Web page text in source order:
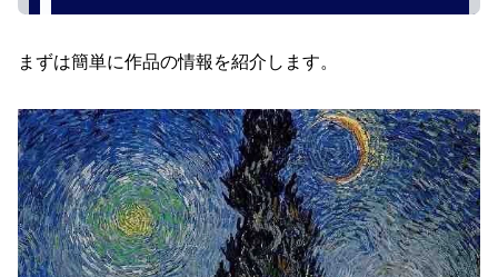
まずは簡単に作品の情報を紹介します。